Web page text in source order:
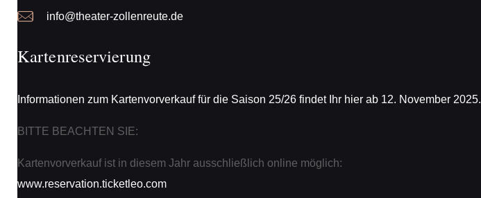
info@theater-zollenreute.de
Kartenreservierung
Informationen zum Kartenvorverkauf für die Saison 25/26 findet Ihr hier ab 12. November 2025.
BITTE BEACHTEN SIE:
Kartenvorverkauf ist in diesem Jahr ausschließlich online möglich:
www.reservation.ticketleo.com